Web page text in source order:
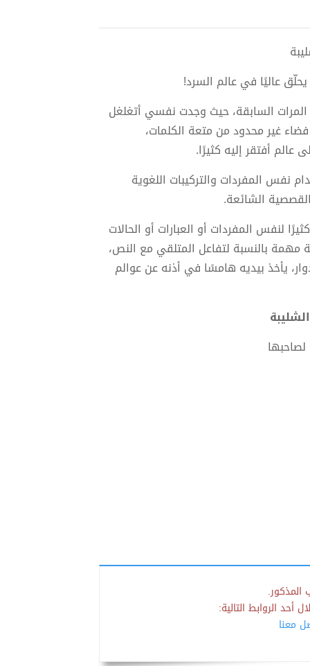
عاليًا في عالم السرد!
السابقة، حيث وجدت نفسي أتغلغل
غير محدود من متعة الكلمات،
عالم أفتقر إليه كثيرًا.
نفس المفردات والتركيبات اللغوية
الشائعة.
لنفس المفردات أو العبارات أو الحالات
بالنسبة لتفاعل المتلقي مع النص،
يأخذ بيديه هامسًا في أذنه عن عوالم
المذكور.
أحد الروابط التالية:
معنا